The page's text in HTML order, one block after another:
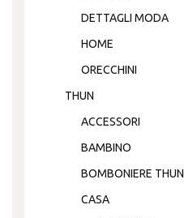
DETTAGLI MODA
HOME
ORECCHINI
THUN
ACCESSORI
BAMBINO
BOMBONIERE THUN
CASA